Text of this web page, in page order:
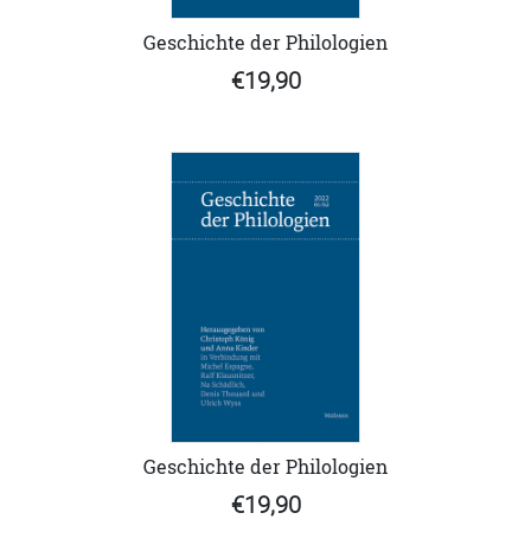
Geschichte der Philologien
€19,90
Geschichte der Philologien
€19,90